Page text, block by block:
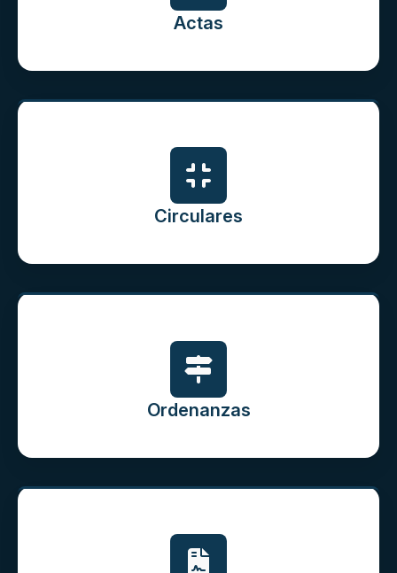
Actas
Circulares
Ordenanzas